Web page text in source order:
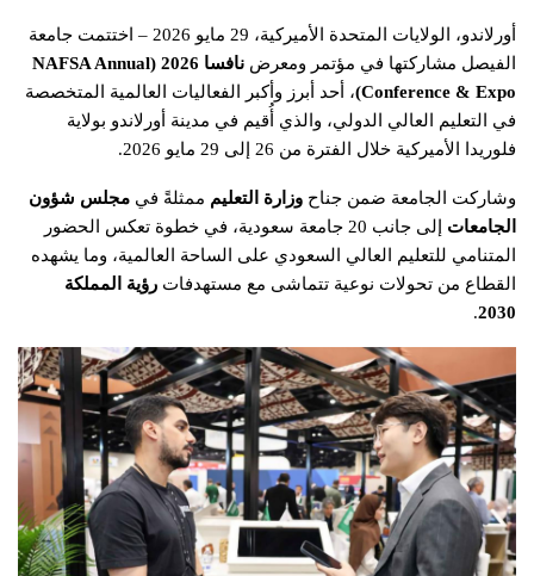
أورلاندو، الولايات المتحدة الأميركية، 29 مايو 2026 – اختتمت جامعة
الفيصل مشاركتها في مؤتمر ومعرض نافسا 2026
(NAFSA Annual
Conference & Expo) ، أحد أبرز وأكبر الفعاليات العالمية المتخصصة
في التعليم العالي الدولي، والذي أُقيم في مدينة أورلاندو بولاية
فلوريدا الأميركية خلال الفترة من 26 إلى 29 مايو 2026.
وشاركت الجامعة ضمن جناح وزارة التعليم ممثلةً في مجلس شؤون
الجامعات
إلى جانب 20 جامعة سعودية، في خطوة تعكس الحضور
المتنامي للتعليم العالي السعودي على الساحة العالمية، وما يشهده
القطاع من تحولات نوعية تتماشى مع مستهدفات رؤية المملكة
2030
.